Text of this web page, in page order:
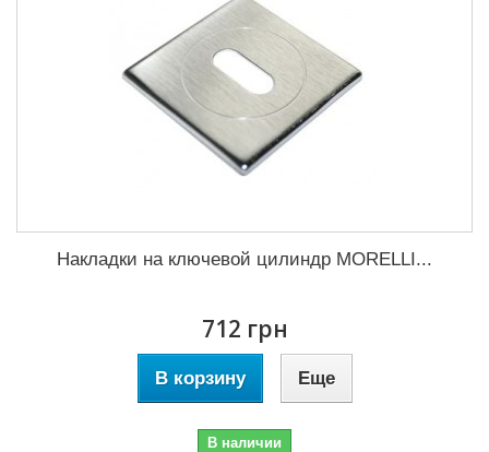
Накладки на ключевой цилиндр MORELLI...
712 грн
В корзину Еще
В наличии